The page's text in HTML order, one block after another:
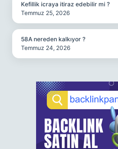
Kefillik icraya itiraz edebilir mi ?
Temmuz 25, 2026
58A nereden kalkıyor ?
Temmuz 24, 2026